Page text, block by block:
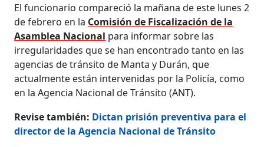
El funcionario compareció la mañana de este lunes 2
de febrero en la Comisión de Fiscalización de la
Asamblea Nacional para informar sobre las
irregularidades que se han encontrado tanto en las
agencias de tránsito de Manta y Durán, que
actualmente están intervenidas por la Policía, como
en la Agencia Nacional de Tránsito (ANT).
Revise también: Dictan prisión preventiva para el
director de la Agencia Nacional de Tránsito